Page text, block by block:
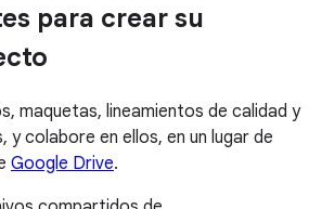
para crear su
maquetas, lineamientos de calidad y
y colabore en ellos, en un lugar de
Google Drive.